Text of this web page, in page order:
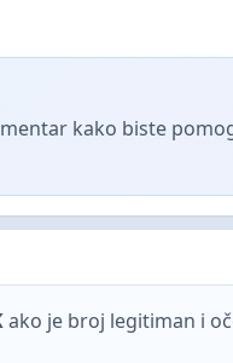
kako biste
ako je broj legitiman i